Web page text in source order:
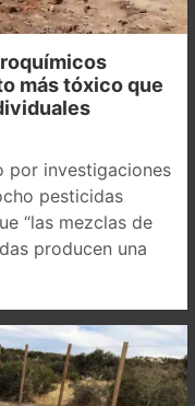
más tóxico que
por investigaciones
pesticidas
“las mezclas de
producen una